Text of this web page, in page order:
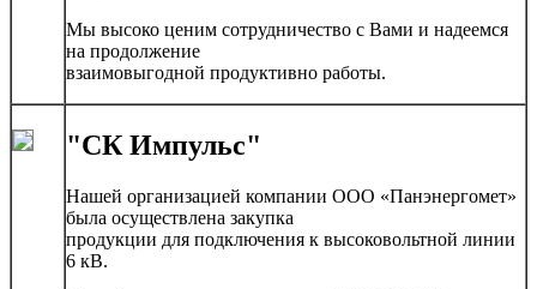
Мы высоко ценим сотрудничество c Вами и надеемся
на продолжение
взаимовыгодной продуктивно работы.
"СК Импульс"
Нашей организацией компании ООО «Панэнергомет»
была осуществлена закупка
продукции для подключения к высоковольтной линии
6 кВ.